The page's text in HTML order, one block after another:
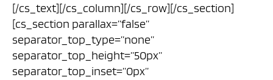
[/cs_text][/cs_column][/cs_row][/cs_section]
[cs_section parallax=”false”
separator_top_type=”none”
separator_top_height=”50px”
separator_top_inset=”0px”